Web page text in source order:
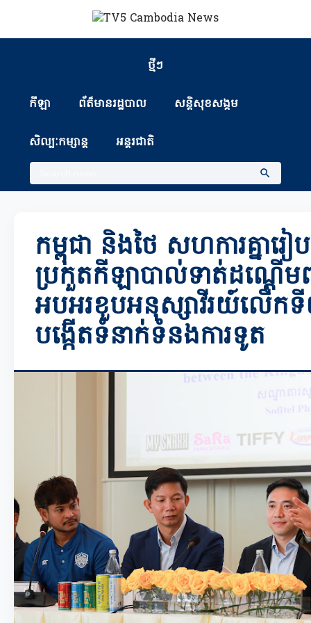
ថ្មីៗ
កីឡា ព័ត៏មានរដ្ឋបាល សន្តិសុខសង្គម
សិល្បៈកម្សាន្ត អន្តរជាតិ
កម្ពុជា និងថៃ សហការគ្នារៀ
ប្រកួតកីឡាបាល់ទាត់ដណ្តើមព
អបអរខួបអនុស្សាវីរយ៍លើកទី
បង្កើតទំនាក់ទំនងការទូត